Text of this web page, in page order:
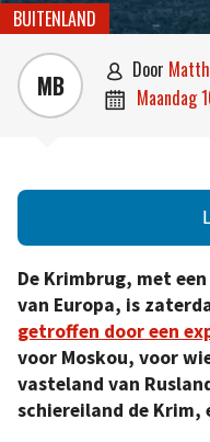
BUITENLAND
MB  door

De Krimbrug, met
van Europa, is
getroffen door een
voor Moskou, voor
vasteland van
schiereiland de Krim,